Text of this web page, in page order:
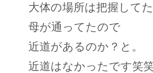
大体の場所は把握して
母が通ってたので
近道があるのか？と。
近道はなかったです笑